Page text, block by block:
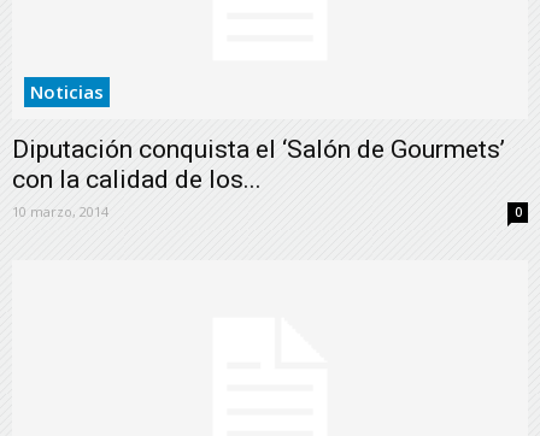
Noticias
Diputación conquista el ‘Salón de Gourmets’
con la calidad de los...
10 marzo, 2014 0